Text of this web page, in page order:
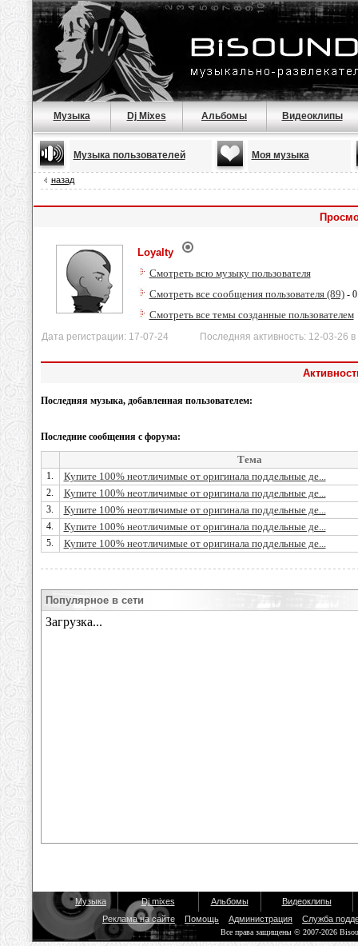
Музыка Dj Mixes Альбомы Видеоклипы
Музыка пользователей Моя музыка
назад
Loyalty
Смотреть всю музыку пользователя
Смотреть все сообщения пользователя (89)-
Смотреть все темы созданные пользователем
Дата регистрации: 17-07-24 Последняя активность: 12-03-26 в
Последняя музыка, добавленная пользователем:
Последние сообщения с форума:
Тема
1. Купите 100% неотличимые от оригинала поддельные де...
2. Купите 100% неотличимые от оригинала поддельные де...
3. Купите 100% неотличимые от оригинала поддельные де...
4. Купите 100% неотличимые от оригинала поддельные де...
5. Купите 100% неотличимые от оригинала поддельные де...
Популярное в сети
Музыка Dj mixes Альбомы
Видеоклипы
Реклама на сайте
Помощь Администрация Служба
Все права защищены © 2007-2026